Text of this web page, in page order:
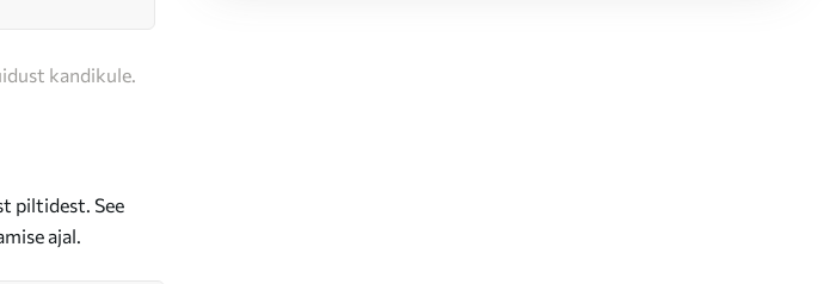
kandikule.
piltidest. See
ajal.